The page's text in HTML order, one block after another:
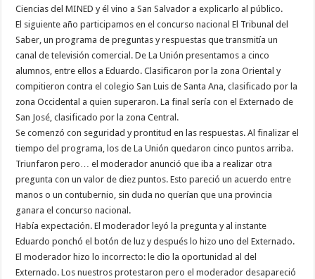
Ciencias del MINED y él vino a San Salvador a explicarlo al público.
El siguiente año participamos en el concurso nacional El Tribunal del
Saber, un programa de preguntas y respuestas que transmitía un
canal de televisión comercial. De La Unión presentamos a cinco
alumnos, entre ellos a Eduardo. Clasificaron por la zona Oriental y
compitieron contra el colegio San Luis de Santa Ana, clasificado por la
zona Occidental a quien superaron. La final sería con el Externado de
San José, clasificado por la zona Central.
Se comenzó con seguridad y prontitud en las respuestas. Al finalizar el
tiempo del programa, los de La Unión quedaron cinco puntos arriba.
Triunfaron pero… el moderador anunció que iba a realizar otra
pregunta con un valor de diez puntos. Esto pareció un acuerdo entre
manos o un contubernio, sin duda no querían que una provincia
ganara el concurso nacional.
Había expectación. El moderador leyó la pregunta y al instante
Eduardo ponchó el botón de luz y después lo hizo uno del Externado.
El moderador hizo lo incorrecto: le dio la oportunidad al del
Externado. Los nuestros protestaron pero el moderador desapareció